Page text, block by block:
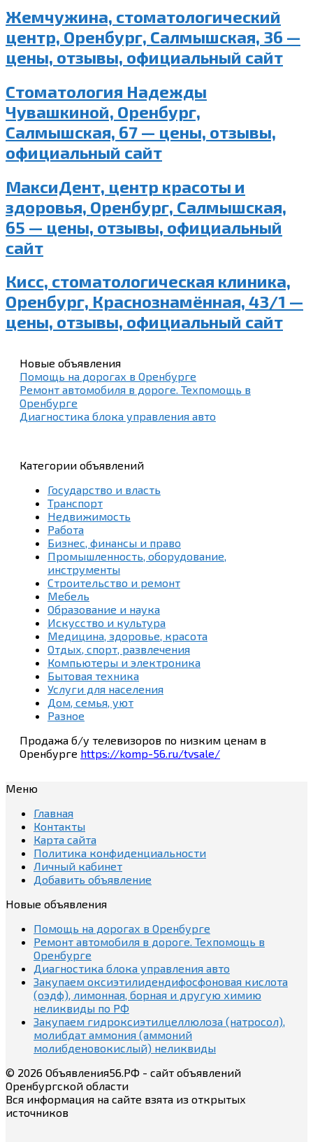
Жемчужина, стоматологический
центр, Оренбург, Салмышская, 36 —
цены, отзывы, официальный сайт
Стоматология Надежды
Чувашкиной, Оренбург,
Салмышская, 67 — цены, отзывы,
официальный сайт
МаксиДент, центр красоты и
здоровья, Оренбург, Салмышская,
65 — цены, отзывы, официальный
сайт
Кисс, стоматологическая клиника,
Оренбург, Краснознамённая, 43/1 —
цены, отзывы, официальный сайт
Новые объявления
Помощь на дорогах в Оренбурге
Ремонт автомобиля в дороге. Техпомощь в
Оренбурге
Диагностика блока управления авто
Категории объявлений
Государство и власть
Транспорт
Недвижимость
Работа
Бизнес, финансы и право
Промышленность, оборудование,
инструменты
Строительство и ремонт
Мебель
Образование и наука
Искусство и культура
Медицина, здоровье, красота
Отдых, спорт, развлечения
Компьютеры и электроника
Бытовая техника
Услуги для населения
Дом, семья, уют
Разное
Продажа б/у телевизоров по низким ценам в
Оренбурге https://komp-56.ru/tvsale/
Меню
Главная
Контакты
Карта сайта
Политика конфиденциальности
Личный кабинет
Добавить объявление
Новые объявления
Помощь на дорогах в Оренбурге
Ремонт автомобиля в дороге. Техпомощь в
Оренбурге
Диагностика блока управления авто
Закупаем оксиэтилидендифосфоновая кислота
(оэдф), лимонная, борная и другую химию
неликвиды по РФ
Закупаем гидроксиэтилцеллюлоза (натросол),
молибдат аммония (аммоний
молибденовокислый) неликвиды
© 2026 Объявления56.РФ - сайт объявлений
Оренбургской области
Вся информация на сайте взята из открытых
источников